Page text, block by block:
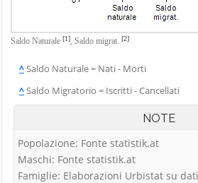
Saldo Naturale [1], Saldo migrat. [2]
^Saldo Naturale = Nati - Morti
^Saldo Migratorio = Iscritti - Cancellati
NOTE
Popolazione: Fonte statistik.at
Maschi: Fonte statistik.at
Famiglie: Elaborazioni Urbistat su